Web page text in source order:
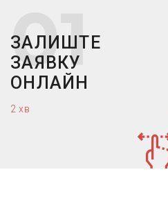
ЗАЛИШТЕ
ЗАЯВКУ
ОНЛАЙН
2 хв